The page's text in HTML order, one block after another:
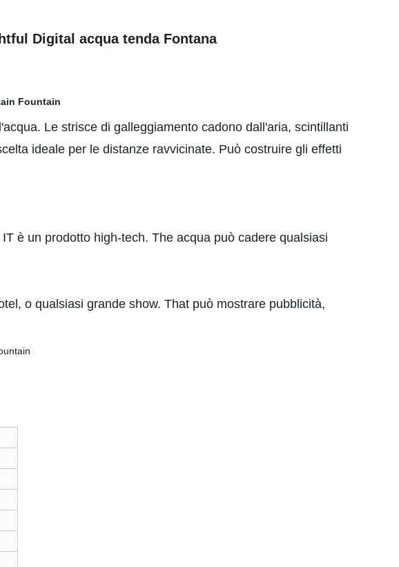
Digital acqua tenda Fontana
Le strisce di galleggiamento cadono dall'aria, scintillanti
ideale per le distanze ravvicinate. Può costruire gli effetti
è un prodotto high-tech. The acqua può cadere qualsiasi
o qualsiasi grande show. That può mostrare pubblicità,